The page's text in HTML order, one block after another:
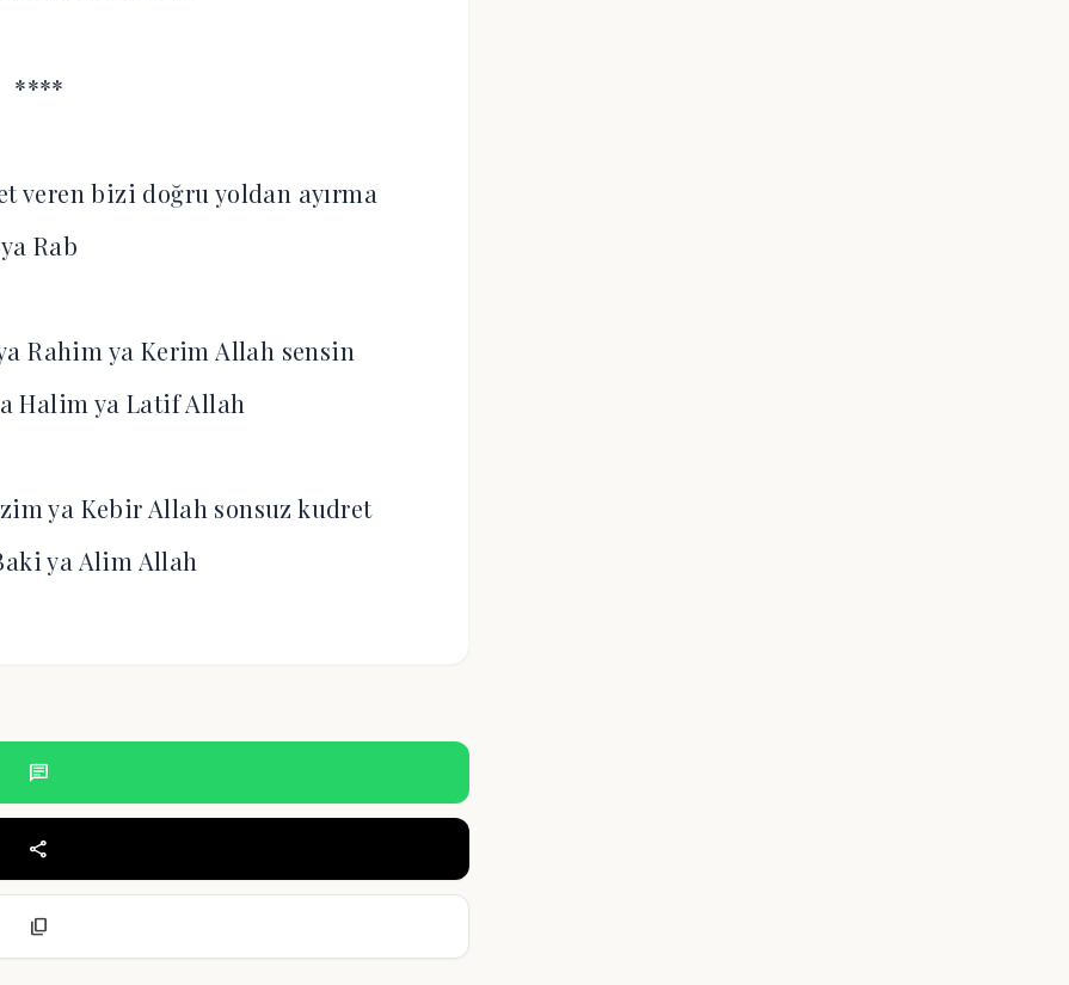
****
veren bizi doğru yoldan ayırma
ya Rab
Rahim ya Kerim Allah sensin
Halim ya Latif Allah
ya Kebir Allah sonsuz kudret
ya Alim Allah
chat
share
content_copy